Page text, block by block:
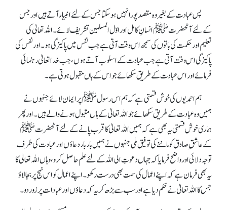
پس عبادت کے بغیر وہ مقصد پورا نہیں ہو سکتا جس کے لئے انبیاء آتے ہیں اور جس
کے لئے آنحضرتﷺ انسانِ کامل اور اوّل المسلمین تشریف لائے۔ اللہ تعالیٰ کی
تعلیم اور حکمت کی باتوں کی سمجھ اس وقت آتی ہے جب نفس میں پاکیزگی ہو۔ اور نفس کی
پاکیزگی اس وقت آتی ہے جب عبادت کے اسلوب آتے ہوں، جب خدا تعالیٰ رہنمائی
فرمائے اور اس عبادت کے طریق سکھائے جو اس کے ہاں مقبول ہوتی ہے۔
ہم احمدیوں کی خوش قسمتی ہے کہ ہم اس رسولﷺ پر ایمان لائے جنہوں نے
ہمیں وہ عبادت کے طریق سکھائے جو اللہ تعالیٰ کے ہاں مقبول ہونے والے ہیں۔ اور پھر
ہماری خوش قسمتی یہ بھی ہے کہ ہمیں اللہ تعالیٰ کا قرب پانے کے لئے آنحضرتﷺ
کے عاشقِ صادق کو ماننے کی توفیق ملی جنہوں نے ہمیں بار بار دعاوٴں اور عبادت کی طرف
توجہ دلائی اور واضح فرمایا کہ جہاں دعوتِ الی اللہ کے لئے علم حاصل کرو، وہاں اللہ تعالیٰ کا
یہ بھی فرمان ہے کہ اپنے اعمال کی سمت بھی درست رکھو۔ اپنے اعمال کو اس نہج پر بجا لاوٴ
جس کا اللہ تعالیٰ نے حکم دیا ہے اور سب سے بڑھ کر یہ کہ دعاوٴں اور عبادات پر زور دو۔